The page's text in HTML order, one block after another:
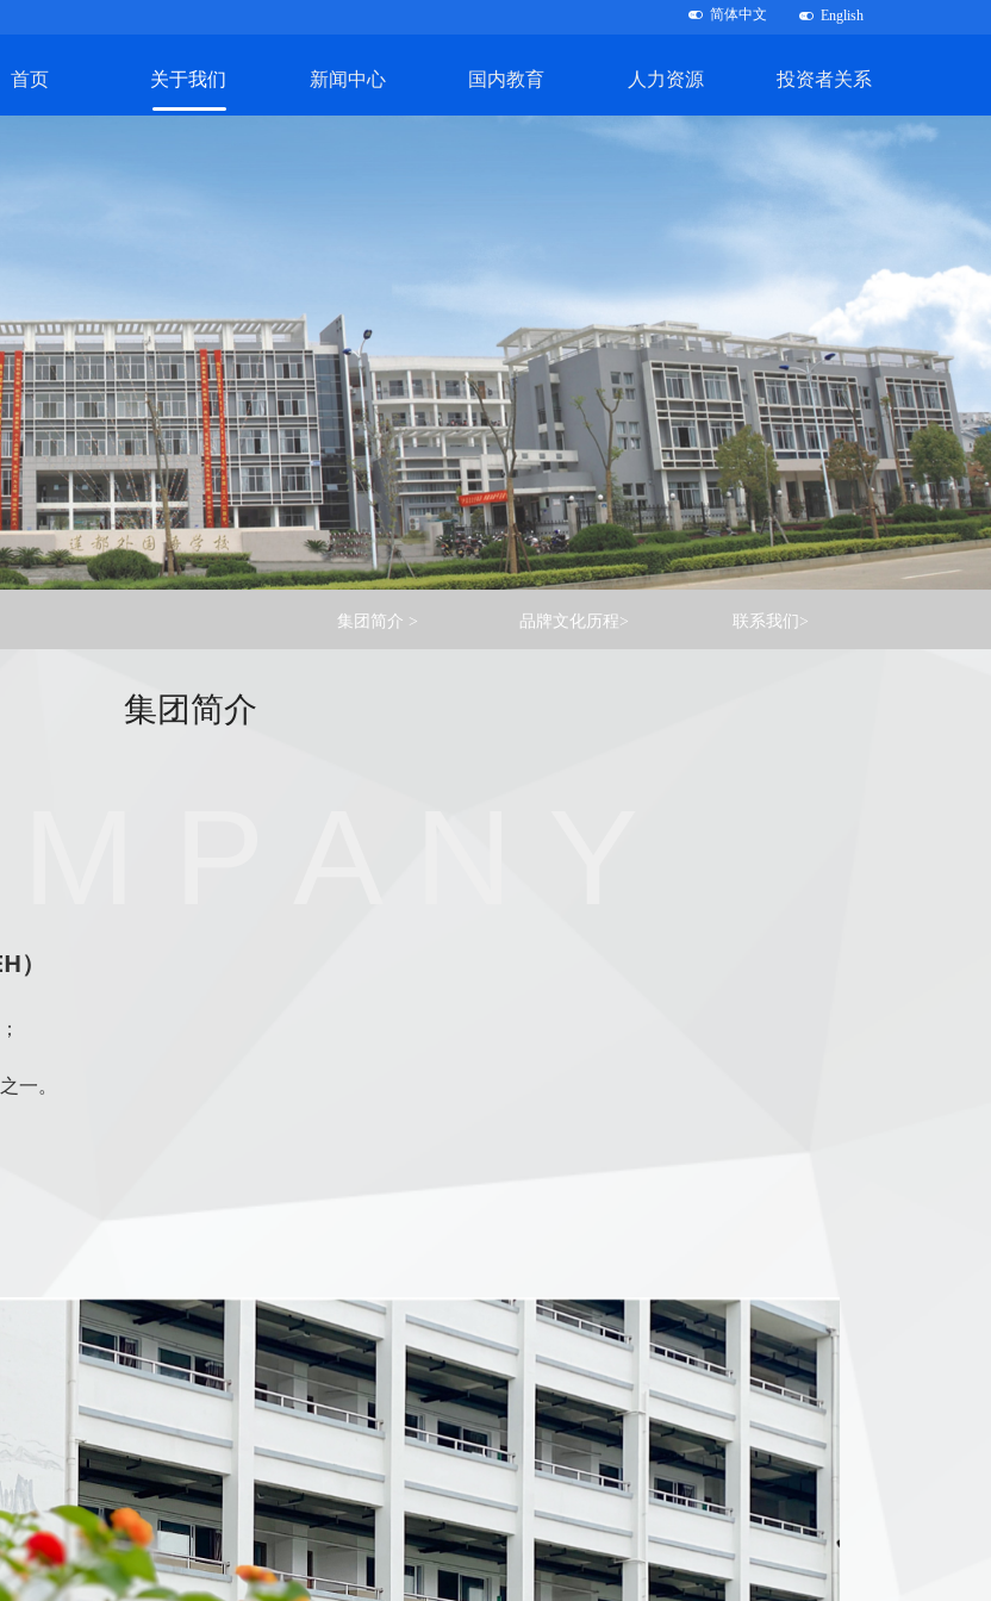
뀨 English
뀨 简体中文
首页 关于我们 新闻中心 国内教育 人力资源 投资者关系
集团简介 > 品牌文化历程> 联系我们>
集团简介
）
一。